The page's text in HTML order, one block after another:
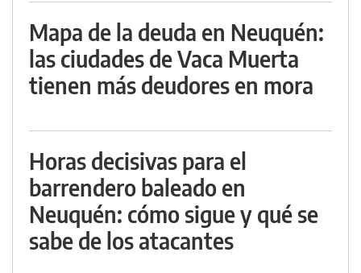
Mapa de la deuda en Neuquén:
las ciudades de Vaca Muerta
tienen más deudores en mora
Horas decisivas para el
barrendero baleado en
Neuquén: cómo sigue y qué se
sabe de los atacantes